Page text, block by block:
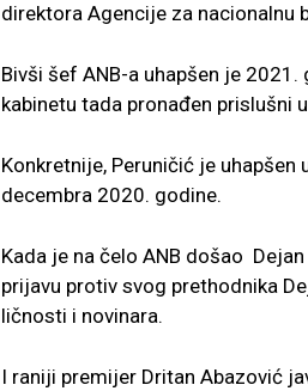
direktora Agencije za nacionalnu
Bivši šef ANB-a uhapšen je
kabinetu tada pronađen prislušni
Konkretnije, Peruničić je
decembra 2020. godine.
Kada je na čelo ANB došao
prijavu protiv svog prethodnika
ličnosti i novinara.
I raniji premijer Dritan Abazović